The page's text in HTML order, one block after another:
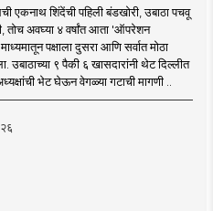
एकनाथ शिंदेंची पहिली बंडखोरी, उबाठा पचवू
तोच अवघ्या ४ वर्षांत आता 'ऑपरेशन
पक्षाला दुसरा आणि सर्वात मोठा
उबाठाच्या ९ पैकी ६ खासदारांनी थेट दिल्लीत
भेट घेऊन वेगळ्या गटाची मागणी ..